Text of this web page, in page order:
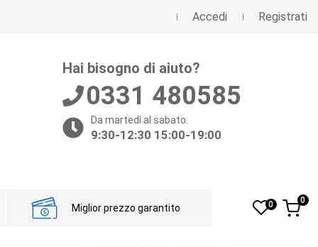
Accedi Registrati
Hai bisogno di aiuto?
0331 480585
Da martedì al sabato.
9:30-12:30 15:00-19:00
Miglior prezzo garantito 0 0